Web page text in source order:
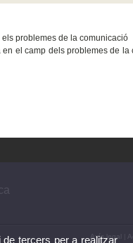
problemes de la comunicació
el camp dels problemes de
Avís legal
tercers per a realitzar